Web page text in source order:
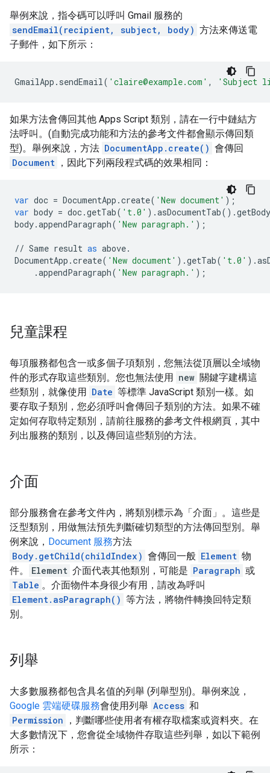
舉例來說，指令碼可以呼叫 Gmail 服務的
sendEmail(recipient, subject, body) 方法來傳送電
子郵件，如下所示：
GmailApp . sendEmail( 'claire@example.com' , 'Subject
如果方法會傳回其他 Apps Script 類別，請在一行中鏈結方
法呼叫。(自動完成功能和方法的參考文件都會顯示傳回類
型)。舉例來說，方法 DocumentApp.create() 會傳回
Document ，因此下列兩段程式碼的效果相同：
var doc = DocumentApp .create( 'New document' );
var body = doc.getTab( 't.0' ) .asDocumentTab() .getBody
body.appendParagraph( 'New paragraph.' );
// Same result as above.
DocumentApp .create( 'New document' ) .getTab( 't.0' ) .
.appendParagraph( 'New paragraph.' );
兒童課程
每項服務都包含一或多個子項類別，您無法從頂層以全域物
件的形式存取這些類別。您也無法使用 new 關鍵字建構這
些類別，就像使用 Date 等標準 JavaScript 類別一樣。如
要存取子類別，您必須呼叫會傳回子類別的方法。如果不確
定如何存取特定類別，請前往服務的參考文件根網頁，其中
列出服務的類別，以及傳回這些類別的方法。
介面
部分服務會在參考文件內，將類別標示為「介面」。這些是
泛型類別，用做無法預先判斷確切類型的方法傳回型別。舉
例來說， Document 服務方法
Body.getChild(childIndex) 會傳回一般 Element 物
件。
Element 介面代表其他類別，可能是 Paragraph 或
Table 。介面物件本身很少有用，請改為呼叫
Element.asParagraph() 等方法，將物件轉換回特定類
別。
列舉
大多數服務都包含具名值的列舉 (列舉型別)。舉例來說，
Google 雲端硬碟服務會使用列舉 Access 和
Permission
，判斷哪些使用者有權存取檔案或資料夾。在
大多數情況下，您會從全域物件存取這些列舉，如以下範例
所示：